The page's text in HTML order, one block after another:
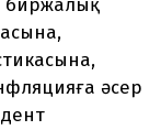
биржалық
әсер